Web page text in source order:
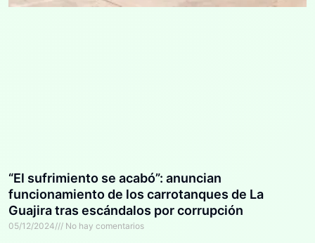
“El sufrimiento se acabó”: anuncian
funcionamiento de los carrotanques de La
Guajira tras escándalos por corrupción
05/12/2024 No hay comentarios